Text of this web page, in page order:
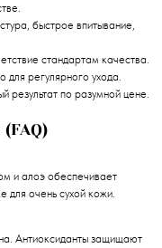
быстрое впитывание,
стандартам качества.
регулярного ухода.
результат по разумной цене.
и алоэ обеспечивает
для очень сухой кожи.
Антиоксиданты защищают